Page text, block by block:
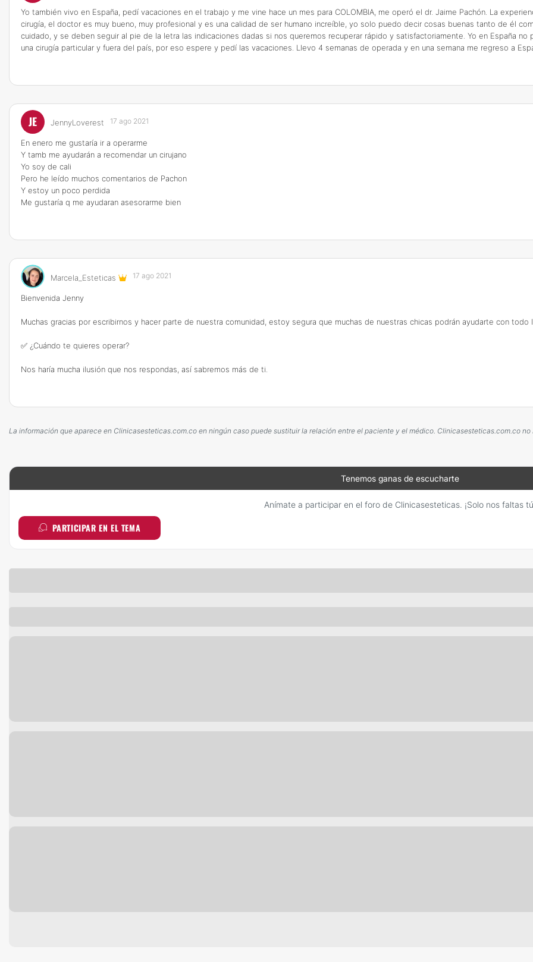
Yo también vivo en España, pedí vacaciones en el trabajo y me vine hace un mes para COLOMBIA, me operó el dr. Jaime Pachón. La
cirugía, el doctor es muy bueno, muy profesional y es una calidad de ser humano increíble, yo solo puedo decir cosas buenas tanto de él
cuidado, y se deben seguir al pie de la letra las indicaciones dadas si nos queremos recuperar rápido y satisfactoriamente. Yo en España
una cirugía particular y fuera del país, por eso espere y pedí las vacaciones. Llevo 4 semanas de operada y en una semana me regreso a
JE JennyLoverest 17 ago 2021
En enero me gustaría ir a operarme
Y tamb me ayudarán a recomendar un cirujano
Yo soy de cali
Pero he leído muchos comentarios de Pachon
Y estoy un poco perdida
Me gustaría q me ayudaran asesorarme bien
Marcela_Esteticas 17 ago 2021
Bienvenida Jenny
Muchas gracias por escribirnos y hacer parte de nuestra comunidad, estoy segura que muchas de nuestras chicas podrán ayudarte con todo
✅ ¿Cuándo te quieres operar?
Nos haría mucha ilusión que nos respondas, así sabremos más de ti.
La información que aparece en Clinicasesteticas.com.co en ningún caso puede sustituir la relación entre el paciente y el médico. Clinicasesteticas.com.co
Tenemos ganas de escucharte
Anímate a participar en el foro de Clinicasesteticas. ¡Solo nos faltas
PARTICIPAR EN EL TEMA